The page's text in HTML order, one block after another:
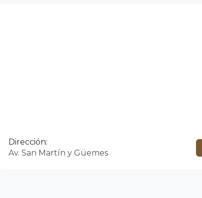
Dirección:
Av. San Martín y Güemes